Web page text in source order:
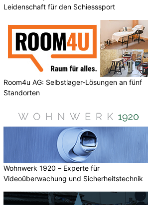
Leidenschaft für den Schiesssport
Room4u AG: Selbstlager-Lösungen an fünf
Standorten
Wohnwerk 1920 – Experte für
Videoüberwachung und Sicherheitstechnik